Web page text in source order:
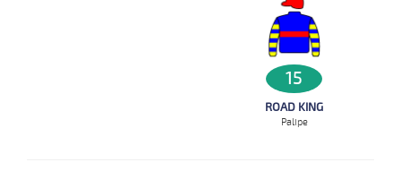
15
ROAD KING
Palipe